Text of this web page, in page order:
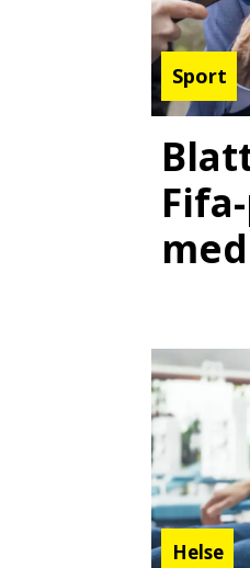
Sport
Helse